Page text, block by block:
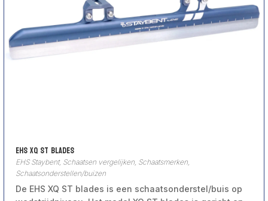
EHS XQ ST blades
EHS Staybent, Schaatsen vergelijken, Schaatsmerken,
Schaatsonderstellen/buizen
De EHS XQ ST blades is een schaatsonderstel/buis op